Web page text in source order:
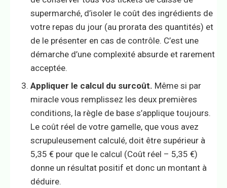
supermarché, d’isoler le coût des ingrédients de
votre repas du jour (au prorata des quantités) et
de le présenter en cas de contrôle. C’est une
démarche d’une complexité absurde et rarement
acceptée.
Appliquer le calcul du surcoût. Même si par
miracle vous remplissez les deux premières
conditions, la règle de base s’applique toujours.
Le coût réel de votre gamelle, que vous avez
scrupuleusement calculé, doit être supérieur à
5,35 € pour que le calcul (Coût réel – 5,35 €)
donne un résultat positif et donc un montant à
déduire.